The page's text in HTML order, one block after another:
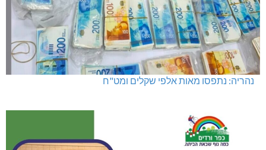
נהריה: נתפסו מאות אלפי שקלים ומט"ח